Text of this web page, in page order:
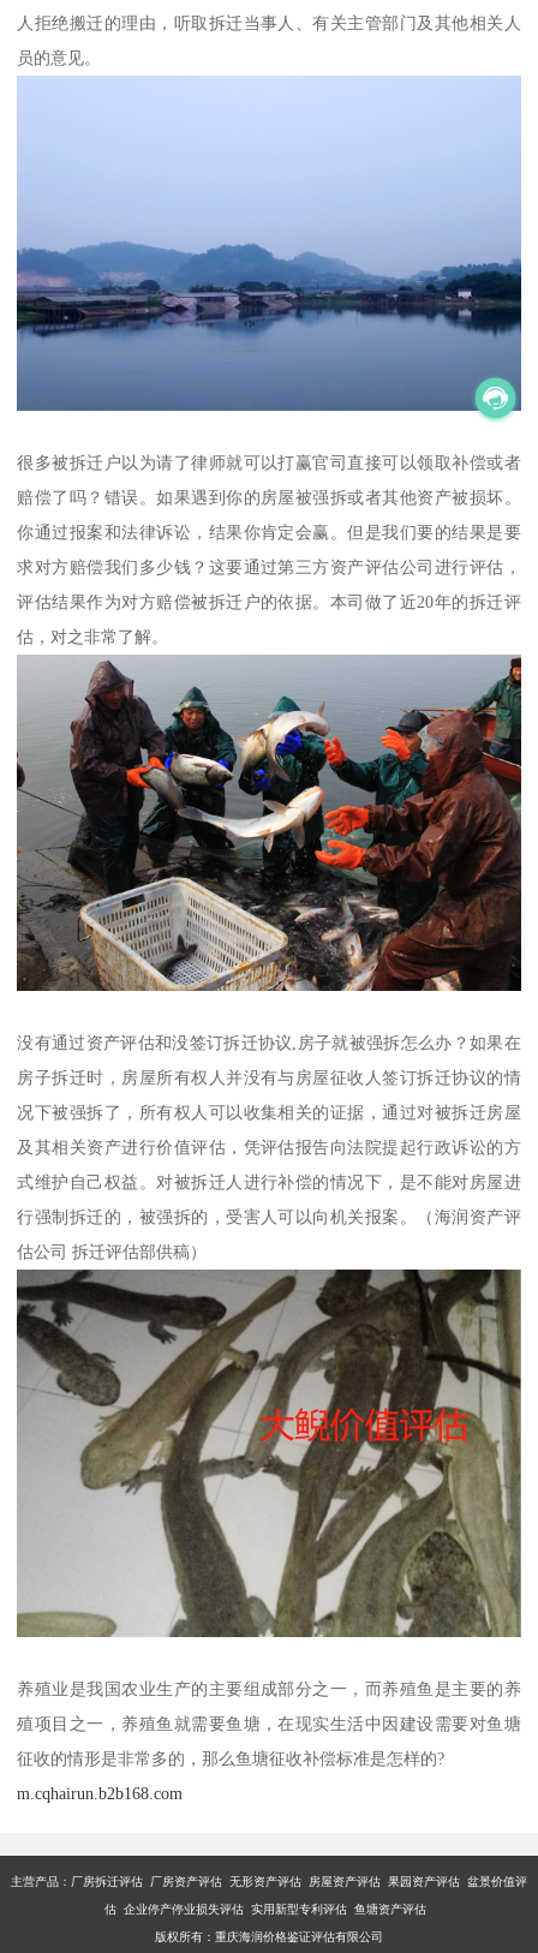
人拒绝搬迁的理由，听取拆迁当事人、有关主管部门及其他相关人
员的意见。
很多被拆迁户以为请了律师就可以打赢官司直接可以领取补偿或者
赔偿了吗？错误。如果遇到你的房屋被强拆或者其他资产被损坏。
你通过报案和法律诉讼，结果你肯定会赢。但是我们要的结果是要
求对方赔偿我们多少钱？这要通过第三方资产评估公司进行评估，
评估结果作为对方赔偿被拆迁户的依据。本司做了近20年的拆迁评
估，对之非常了解。
没有通过资产评估和没签订拆迁协议,房子就被强拆怎么办？如果在
房子拆迁时，房屋所有权人并没有与房屋征收人签订拆迁协议的情
况下被强拆了，所有权人可以收集相关的证据，通过对被拆迁房屋
及其相关资产进行价值评估，凭评估报告向法院提起行政诉讼的方
式维护自己权益。对被拆迁人进行补偿的情况下，是不能对房屋进
行强制拆迁的，被强拆的，受害人可以向机关报案。（海润资产评
估公司 拆迁评估部供稿）
养殖业是我国农业生产的主要组成部分之一，而养殖鱼是主要的养
殖项目之一，养殖鱼就需要鱼塘，在现实生活中因建设需要对鱼塘
征收的情形是非常多的，那么鱼塘征收补偿标准是怎样的?
m.cqhairun.b2b168.com
主营产品：厂房拆迁评估 厂房资产评估 无形资产评估 房屋资产评估 果园资产评估 盆景价值评
估 企业停产停业损失评估 实用新型专利评估 鱼塘资产评估
版权所有：重庆海润价格鉴证评估有限公司